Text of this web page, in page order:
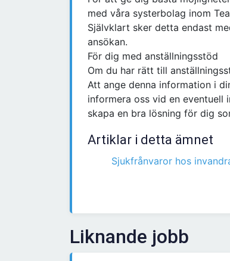
med våra systerbolag inom
Självklart sker detta endast
ansökan.
För dig med anställningsstöd
Om du har rätt till
Att ange denna information i
informera oss vid en eventuell
skapa en bra lösning för dig
Artiklar i detta ämnet
Sjukfrånvaror hos
Liknande jobb